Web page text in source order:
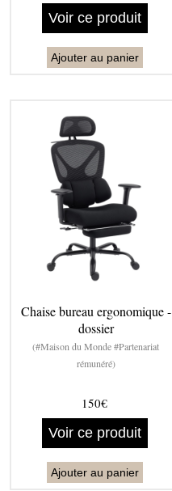
Voir ce produit
Ajouter au panier
Chaise bureau ergonomique -
dossier
(#Maison du Monde #Partenariat
rémunéré)
150€
Voir ce produit
Ajouter au panier